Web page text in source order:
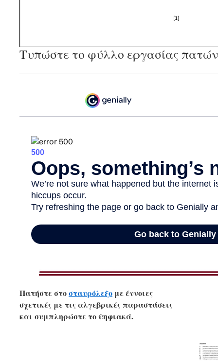
Τυπώστε το φύλλο εργασίας
Πατήστε στοσταυρόλεξο με έννοιες
σχετικές με τις αλγεβρικές παραστάσεις
και συμπληρώστε το ψηφιακά.